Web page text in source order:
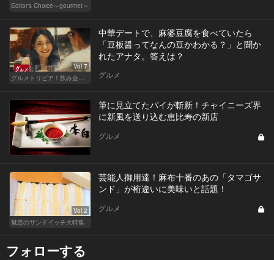
Editor's Choice～gourmet～
Vol.7
中華デートで、麻婆豆腐を食べていたら
「豆板醤ってなんの豆かわかる？」と聞か
れたアナタ。答えは？
グルメ
筆に見立てたパイが斬新！チャイニーズ界
に新風を送り込む恵比寿の新店
グルメ
Vol.2
魅惑のサンドイッチ大特集
芸能人御用達！麻布十番のあの「タマゴサ
ンド」が桁違いに美味いと話題！
グルメ
フォローする